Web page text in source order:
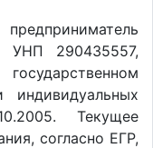
УНП 290435557,
Текущее
согласно ЕГР,